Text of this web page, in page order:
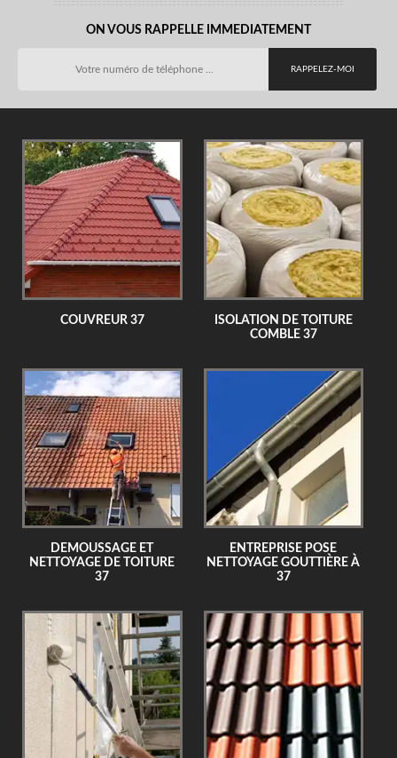
ON VOUS RAPPELLE IMMEDIATEMENT
COUVREUR 37
ISOLATION DE TOITURE
COMBLE 37
DEMOUSSAGE ET
NETTOYAGE DE TOITURE
37
ENTREPRISE POSE
NETTOYAGE GOUTTIÈRE À
37